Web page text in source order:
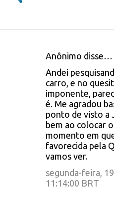
Anônimo disse…
Andei
carro, e no
imponente,
é. Me agradou
ponto de visto a
bem ao colocar
momento em
favorecida pela
vamos ver.
segunda-feira,
11:14:00 BRT